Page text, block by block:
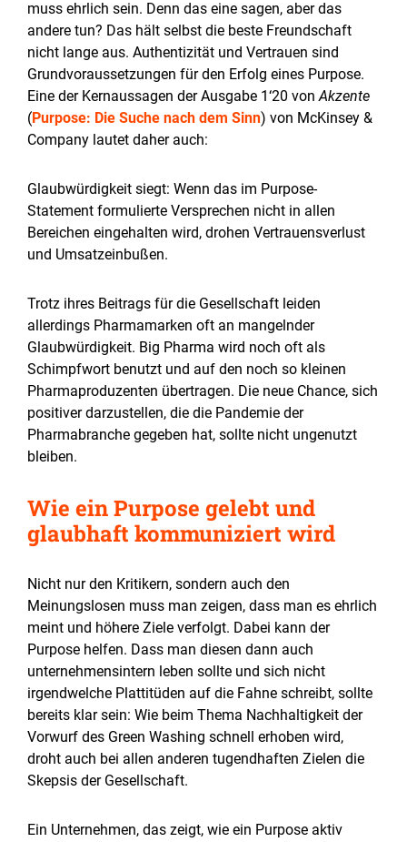
muss ehrlich sein. Denn das eine sagen, aber das
andere tun? Das hält selbst die beste Freundschaft
nicht lange aus. Authentizität und Vertrauen sind
Grundvoraussetzungen für den Erfolg eines Purpose.
Eine der Kernaussagen der Ausgabe 1‘20 vonAkzente
(Purpose: Die Suche nach dem Sinn) von McKinsey &
Company lautet daher auch:
Glaubwürdigkeit siegt: Wenn das im Purpose-
Statement formulierte Versprechen nicht in allen
Bereichen eingehalten wird, drohen Vertrauensverlust
und Umsatzeinbußen.
Trotz ihres Beitrags für die Gesellschaft leiden
allerdings Pharmamarken oft an mangelnder
Glaubwürdigkeit. Big Pharma wird noch oft als
Schimpfwort benutzt und auf den noch so kleinen
Pharmaproduzenten übertragen. Die neue Chance, sich
positiver darzustellen, die die Pandemie der
Pharmabranche gegeben hat, sollte nicht ungenutzt
bleiben.
Wie ein Purpose gelebt und
glaubhaft kommuniziert wird
Nicht nur den Kritikern, sondern auch den
Meinungslosen muss man zeigen, dass man es ehrlich
meint und höhere Ziele verfolgt. Dabei kann der
Purpose helfen. Dass man diesen dann auch
unternehmensintern leben sollte und sich nicht
irgendwelche Plattitüden auf die Fahne schreibt, sollte
bereits klar sein: Wie beim Thema Nachhaltigkeit der
Vorwurf des Green Washing schnell erhoben wird,
droht auch bei allen anderen tugendhaften Zielen die
Skepsis der Gesellschaft.
Ein Unternehmen, das zeigt, wie ein Purpose aktiv